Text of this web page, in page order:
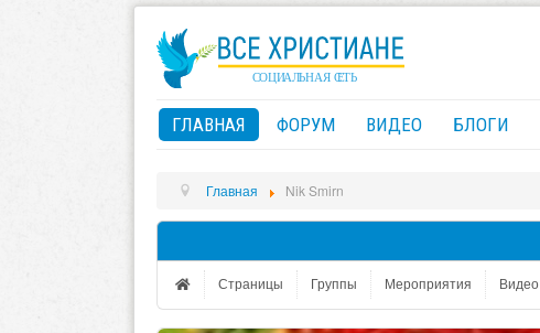
ГЛАВНАЯ ФОРУМ ВИДЕО БЛОГИ
Главная Nik Smirn
Страницы Группы Мероприятия Видео